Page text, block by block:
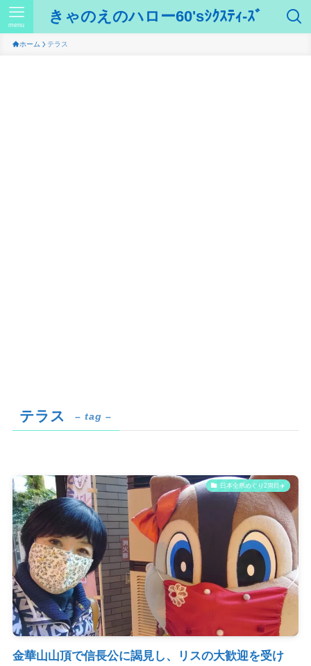
きゃのえのハロー60'sｼｸｽﾃｨ-ｽﾞ
menu
ホーム テラス
テラス – tag –
日本全県めぐり2周目✈️
金華山山頂で信長公に謁見し、リスの大歓迎を受け